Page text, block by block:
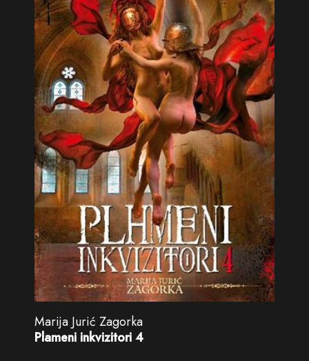
Marija Jurić Zagorka
Plameni inkvizitori 4